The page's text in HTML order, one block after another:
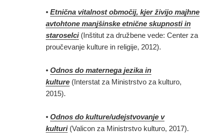
•Etnična vitalnost območij, kjer živijo majhne
avtohtone manjšinske etnične skupnosti in
staroselci(Inštitut za družbene vede: Center za
proučevanje kulture in religije, 2012).
•Odnos do maternega jezika in
kulture (Interstat za Ministrstvo za kulturo,
2015).
•Odnos do kulture/udejstvovanje v
kulturi(Valicon za Ministrstvo kulturo, 2017).